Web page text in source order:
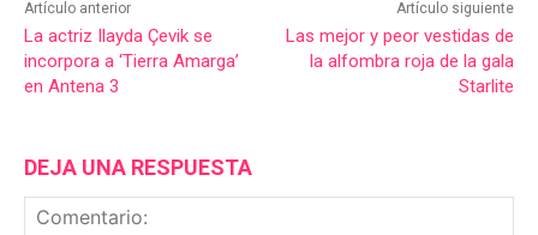
Artículo anterior
La actriz Ilayda Çevik se
incorpora a ‘Tierra Amarga’
en Antena 3
Artículo siguiente
Las mejor y peor vestidas de
la alfombra roja de la gala
Starlite
DEJA UNA RESPUESTA